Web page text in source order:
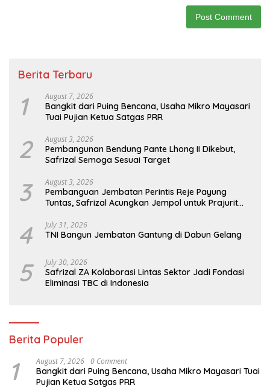
Berita Terbaru
1 August 7, 2026
Bangkit dari Puing Bencana, Usaha Mikro Mayasari
Tuai Pujian Ketua Satgas PRR
2 August 3, 2026
Pembangunan Bendung Pante Lhong II Dikebut,
Safrizal Semoga Sesuai Target
3 August 3, 2026
Pembanguan Jembatan Perintis Reje Payung
Tuntas, Safrizal Acungkan Jempol untuk Prajurit
4 July 31, 2026
TNI Bangun Jembatan Gantung di Dabun Gelang
5 July 30, 2026
Safrizal ZA Kolaborasi Lintas Sektor Jadi Fondasi
Eliminasi TBC di Indonesia
Berita Populer
1 August 7, 2026 0 Comment
Bangkit dari Puing Bencana, Usaha Mikro Mayasari Tuai
Pujian Ketua Satgas PRR